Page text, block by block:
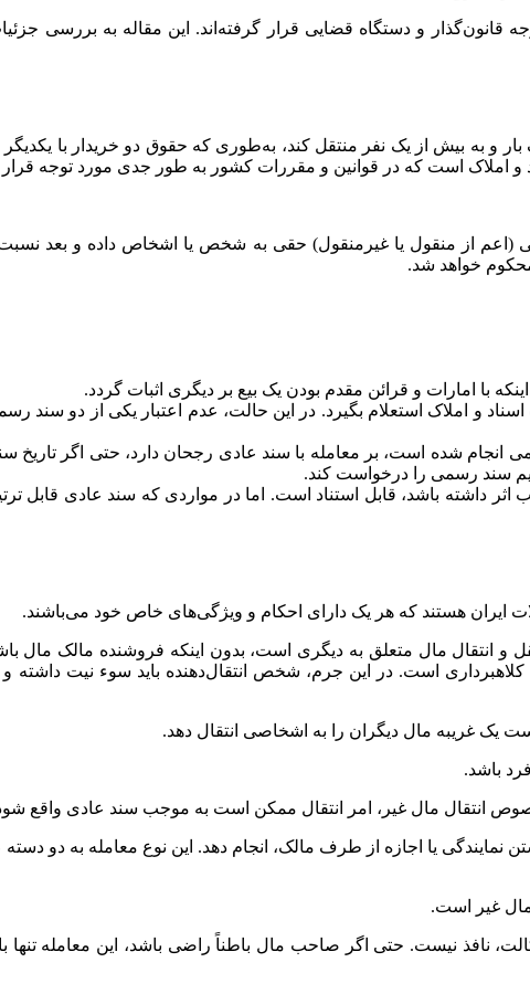
قانون‌گذار و دستگاه قضایی قرار گرفته‌اند. این مقاله به بررسی
به بیش از یک نفر منتقل کند، به‌طوری که حقوق دو خریدار با
و املاک است که در قوانین و مقررات کشور به طور جدی مورد توجه
مالی (اعم از منقول یا غیرمنقول) حقی به شخص یا اشخاص داده و
خواهد شد.
با امارات و قرائن مقدم بودن یک بیع بر دیگری اثبات گردد.
و املاک استعلام بگیرد. در این حالت، عدم اعتبار یکی از دو سند
انجام شده است، بر معامله با سند عادی رجحان دارد، حتی اگر تاریخ
سند رسمی را درخواست کند.
اثر داشته باشد، قابل استناد است. اما در مواردی که سند عادی قابل
ایران هستند که هر یک دارای احکام و ویژگی‌های خاص خود می‌باشند.
مال متعلق به دیگری است، بدون اینکه فروشنده مالک مال باشد
است. در این جرم، شخص انتقال‌دهنده باید سوء نیت
یک غریبه مال دیگران را به اشخاصی انتقال دهد.
باشد.
انتقال مال غیر، امر انتقال ممکن است به موجب سند عادی واقع
یا اجازه از طرف مالک، انجام دهد. این نوع معامله به دو
غیر است.
یا وکالت، نافذ نیست. حتی اگر صاحب مال باطناً راضی باشد، این معامله